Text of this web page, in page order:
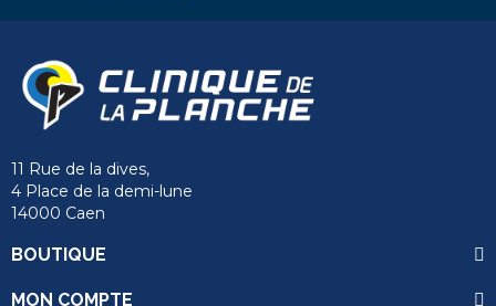
11 Rue de la dives,
4 Place de la demi-lune
14000 Caen
BOUTIQUE
MON COMPTE